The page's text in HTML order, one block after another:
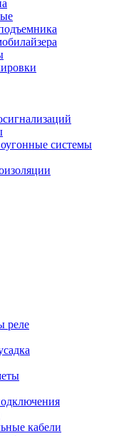
системы
реле
кабели